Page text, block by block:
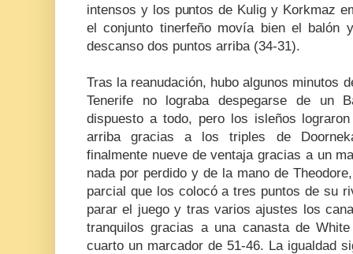
intensos y los puntos de Kulig y Korkmaz
el conjunto tinerfeño movía bien el balón
descanso dos puntos arriba (34-31).
Tras la reanudación, hubo algunos minutos
Tenerife no lograba despegarse de un
dispuesto a todo, pero los isleños
arriba gracias a los triples de
finalmente nueve de ventaja gracias a un
nada por perdido y de la mano de
parcial que los colocó a tres puntos de su
parar el juego y tras varios ajustes los
tranquilos gracias a una canasta de
cuarto un marcador de 51-46. La igualdad